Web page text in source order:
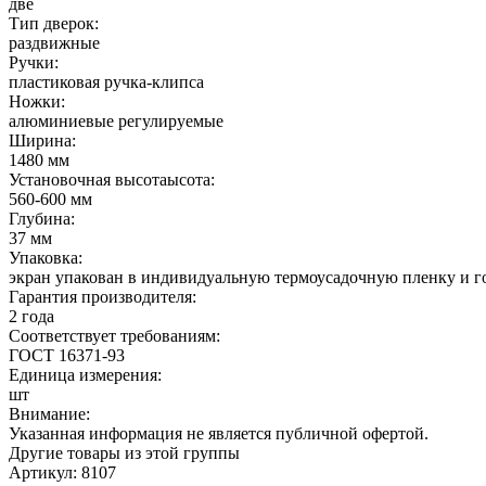
Тип дверок:
раздвижные
Ручки:
пластиковая ручка-клипса
Ножки:
алюминиевые регулируемые
Ширина:
1480 мм
Установочная высотаысота:
560-600 мм
Глубина:
37 мм
Упаковка:
экран упакован в индивидуальную термоусадочную пленку и
Гарантия производителя:
2 года
Соответствует требованиям:
ГОСТ 16371-93
Единица измерения:
шт
Внимание:
Указанная информация не является публичной офертой.
Другие товары из этой группы
Артикул: 8107